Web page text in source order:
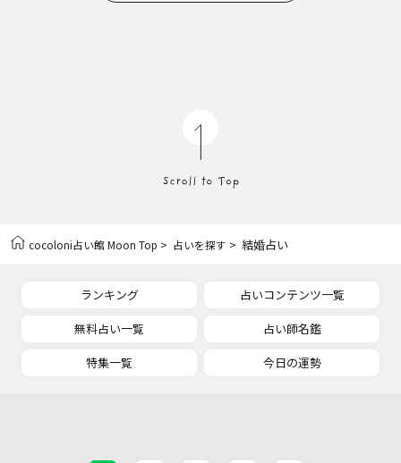
cocoloni占い館 Moon Top > 占いを探す > 結婚占い
ランキング
占いコンテンツ一覧
無料占い一覧
占い師名鑑
特集一覧
今日の運勢